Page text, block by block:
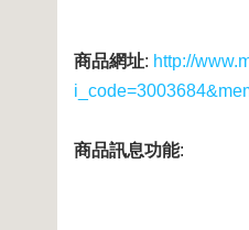
商品網址: http://
商品訊息功能: